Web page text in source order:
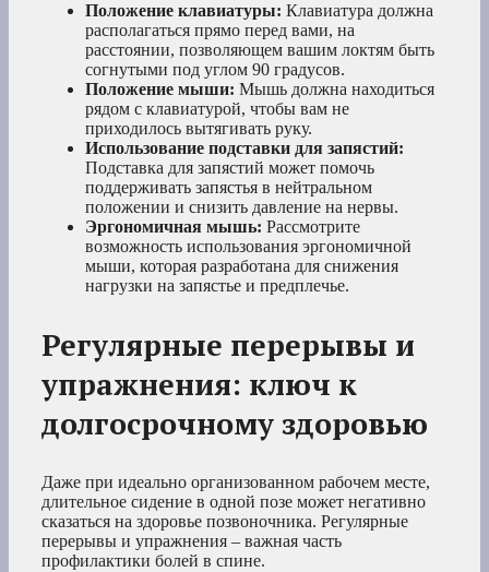
Положение клавиатуры: Клавиатура должна
располагаться прямо перед вами, на
расстоянии, позволяющем вашим локтям быть
согнутыми под углом 90 градусов.
Положение мыши: Мышь должна находиться
рядом с клавиатурой, чтобы вам не
приходилось вытягивать руку.
Использование подставки для запястий:
Подставка для запястий может помочь
поддерживать запястья в нейтральном
положении и снизить давление на нервы.
Эргономичная мышь: Рассмотрите
возможность использования эргономичной
мыши, которая разработана для снижения
нагрузки на запястье и предплечье.
Регулярные перерывы и
упражнения: ключ к
долгосрочному здоровью
Даже при идеально организованном рабочем месте,
длительное сидение в одной позе может негативно
сказаться на здоровье позвоночника. Регулярные
перерывы и упражнения – важная часть
профилактики болей в спине.